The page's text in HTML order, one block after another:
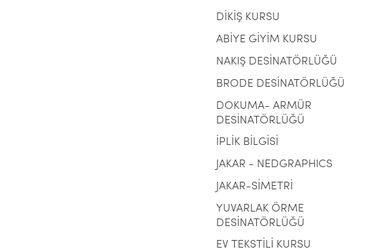
DİKİŞ KURSU
ABİYE GİYİM KURSU
NAKIŞ DESİNATÖRLÜĞÜ
BRODE DESİNATÖRLÜĞÜ
DOKUMA- ARMÜR
DESİNATÖRLÜĞÜ
İPLİK BİLGİSİ
JAKAR - NEDGRAPHICS
JAKAR-SİMETRİ
YUVARLAK ÖRME
DESİNATÖRLÜĞÜ
EV TEKSTİLİ KURSU